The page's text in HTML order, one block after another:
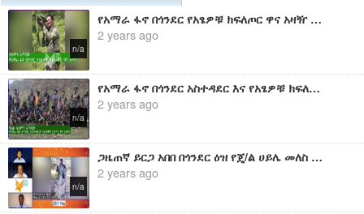
n/a
የአማራ ፋኖ በጎንደር የአፄዎቹ ክፍለጦር ዋና አዛዥ ከሆነው ከአርበኛ ፋኖ ሰለሞን አጣናው ጋር የተደረገ ቆይታ
2 years ago
n/a
የአማራ ፋኖ በጎንደር አስተዳደር እና የአፄዎቹ ክፍለጦር ዋና አዛዥ ከሆነው ሻለቃ ሰለሞን አጣናው ጋር የተደረገ ቆይታ
2 years ago
n/a
ጋዜጠኛ ይርጋ አበበ በጎንደር ዕዝ የጄ/ል ሀይሌ መለስ ክ/ጦር ዋና አዛዥ ከሆነው አርበኛ አበበ መልኬ ጋር ያደረገው ቆይታ
2 years ago